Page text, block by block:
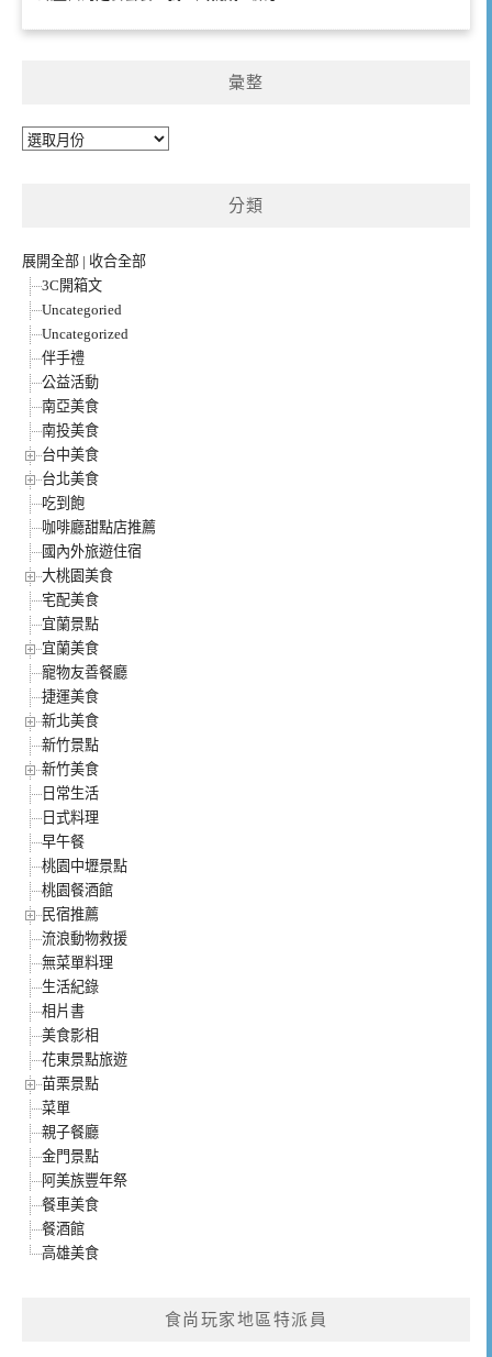
彙整
彙
分類
展開全部 | 收合全部
3C開箱文
Uncategoried
Uncategorized
伴手禮
公益活動
南亞美食
南投美食
台中美食
台北美食
吃到飽
咖啡廳甜點店推薦
國內外旅遊住宿
大桃園美食
宅配美食
宜蘭景點
宜蘭美食
寵物友善餐廳
捷運美食
新北美食
新竹景點
新竹美食
日常生活
日式料理
早午餐
桃園中壢景點
桃園餐酒館
民宿推薦
流浪動物救援
無菜單料理
生活紀錄
相片書
美食影相
花東景點旅遊
苗栗景點
菜單
親子餐廳
金門景點
阿美族豐年祭
餐車美食
餐酒館
高雄美食
食尚玩家地區特派員